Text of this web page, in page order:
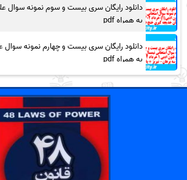
دانلود رایگان سری بیست و سوم نمونه سوال
به همراه pdf
دانلود رایگان سری بیست و چهارم نمونه
به همراه pdf